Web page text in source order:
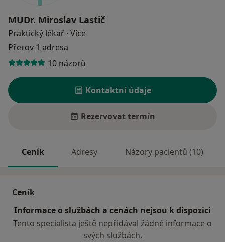
MUDr. Miroslav Lastič
Praktický lékař · Více
Přerov 1 adresa
10 názorů
Kontaktní údaje
Rezervovat termín
Ceník Adresy Názory pacientů (10)
Ceník
Informace o službách a cenách nejsou k dispozici
Tento specialista ještě nepřidával žádné informace o
svých službách.